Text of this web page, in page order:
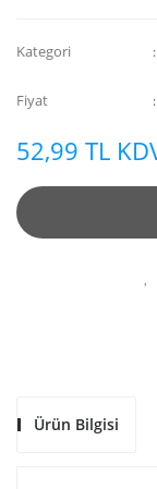
Kategori
Fiyat
52,99 TL
Ürün Bilgisi